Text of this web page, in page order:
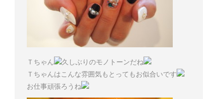
Ｔちゃん
久しぶりのモノトーンだね
Ｔちゃんはこんな雰囲気もとってもお似合いです
お仕事頑張ろうね